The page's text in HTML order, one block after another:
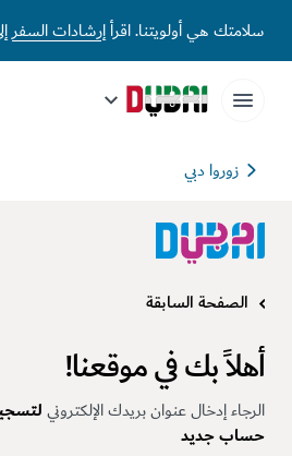
سلامتك هي أولويتنا. اقرأإرشادات السفر
زوروا دبي
الصفحة السابقة
أهلاً بك في موقعنا!
الرجاء إدخال عنوان بريدك الإلكتروني
حساب جديد